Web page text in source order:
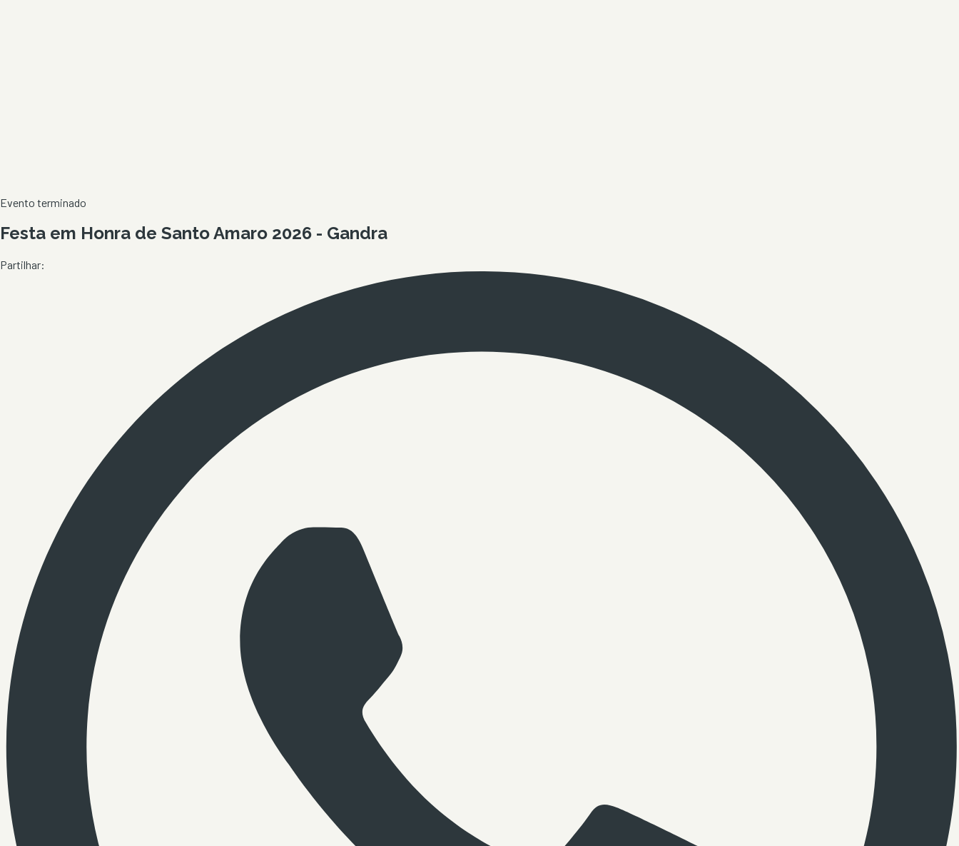
Evento terminado
Festa em Honra de Santo Amaro 2026 - Gandra
Partilhar: